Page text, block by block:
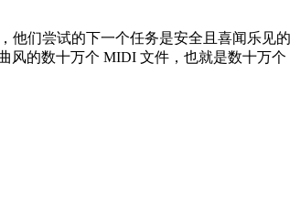
他们尝试的下一个任务是安全且喜闻乐见的
风的数十万个 MIDI 文件，也就是数十万个